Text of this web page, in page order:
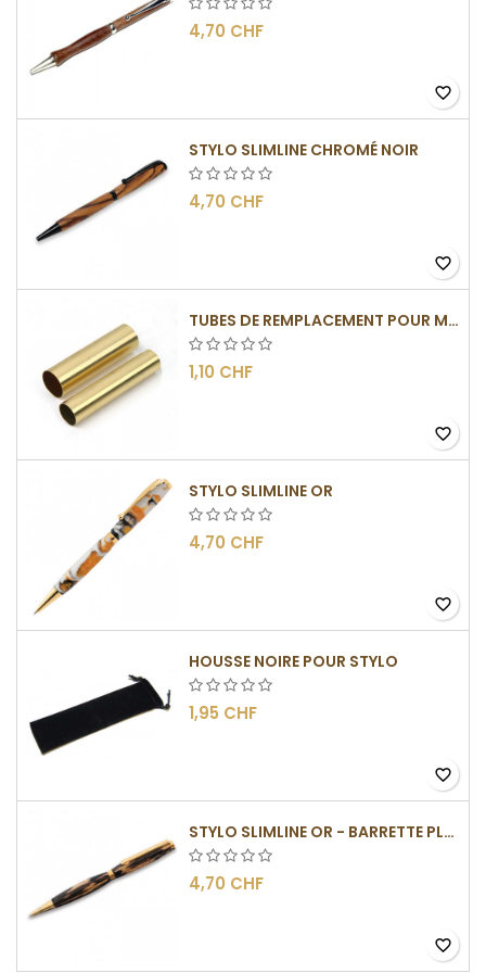
4,70 CHF
favorite_border
STYLO SLIMLINE CHROMÉ NOIR
4,70 CHF
favorite_border
TUBES DE REMPLACEMENT POUR MÉCANISME SLIMLINE
1,10 CHF
favorite_border
STYLO SLIMLINE OR
4,70 CHF
favorite_border
HOUSSE NOIRE POUR STYLO
1,95 CHF
favorite_border
STYLO SLIMLINE OR - BARRETTE PLATE
4,70 CHF
favorite_border